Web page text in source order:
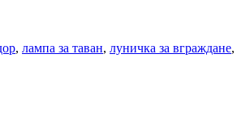
, лампа за таван, луничка за вграждане,